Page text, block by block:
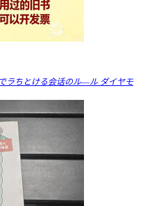
ラちとける会话のル―ル ダイヤモ